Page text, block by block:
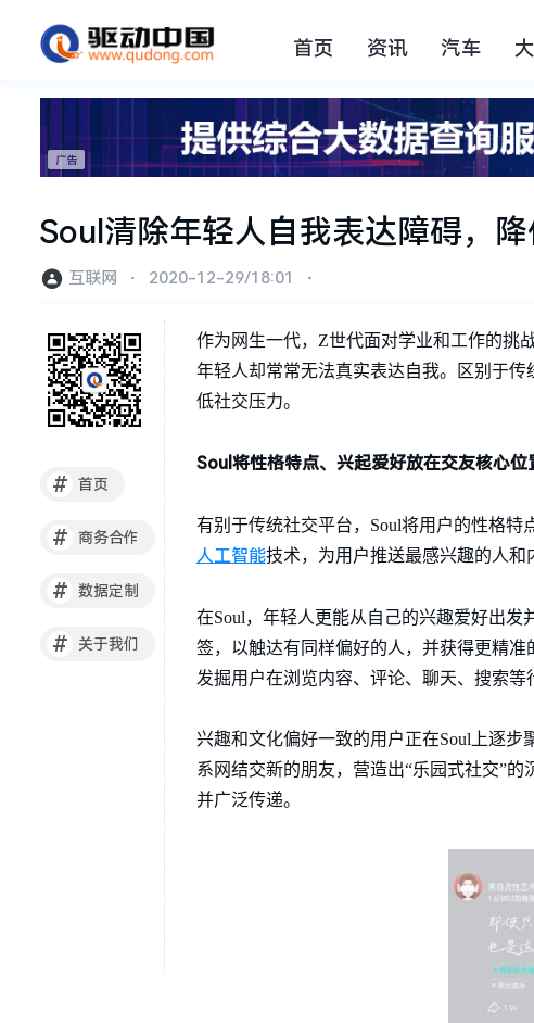
首页 资讯 汽车
Soul清除年轻人自我表达障碍，
互联网 ⋅ 2020-12-29/18:01 ⋅
# 首页
# 商务合作
# 数据定制
# 关于我们
作为网生一代，Z世代面对学业和工作的挑
年轻人却常常无法真实表达自我。区别于
低社交压力。
Soul将性格特点、兴起爱好放在交友核心位
有别于传统社交平台，Soul将用户的性格
人工智能技术，为用户推送最感兴趣的人和
在Soul，年轻人更能从自己的兴趣爱好出
签，以触达有同样偏好的人，并获得更精
发掘用户在浏览内容、评论、聊天、搜索等
兴趣和文化偏好一致的用户正在Soul上逐
系网结交新的朋友，营造出“乐园式社交”
并广泛传递。